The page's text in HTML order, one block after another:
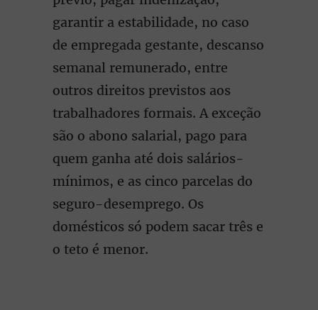
garantir a estabilidade, no caso
de empregada gestante, descanso
semanal remunerado, entre
outros direitos previstos aos
trabalhadores formais. A exceção
são o abono salarial, pago para
quem ganha até dois salários-
mínimos, e as cinco parcelas do
seguro-desemprego. Os
domésticos só podem sacar três e
o teto é menor.